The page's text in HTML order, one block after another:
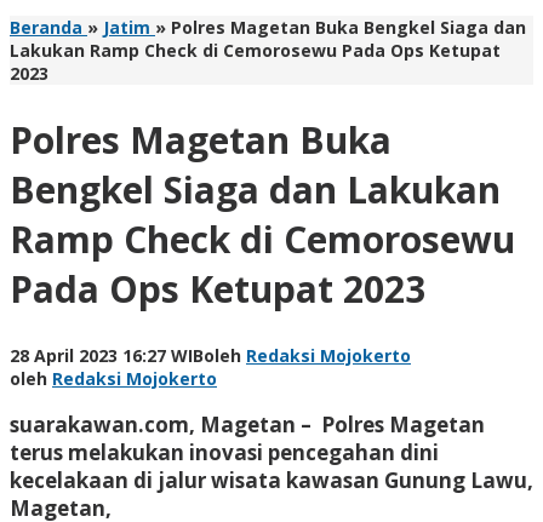
Beranda » Jatim » Polres Magetan Buka Bengkel Siaga dan
Lakukan Ramp Check di Cemorosewu Pada Ops Ketupat
2023
Polres Magetan Buka
Bengkel Siaga dan Lakukan
Ramp Check di Cemorosewu
Pada Ops Ketupat 2023
28 April 2023 16:27 WIBoleh Redaksi Mojokerto
oleh Redaksi Mojokerto
suarakawan.com, Magetan – Polres Magetan
terus melakukan inovasi pencegahan dini
kecelakaan di jalur wisata kawasan Gunung Lawu,
Magetan,